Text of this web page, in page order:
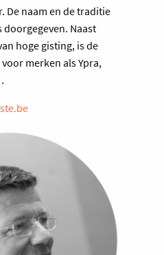
De naam en de traditie
Naast
hoge gisting, is de
merken als Ypra,